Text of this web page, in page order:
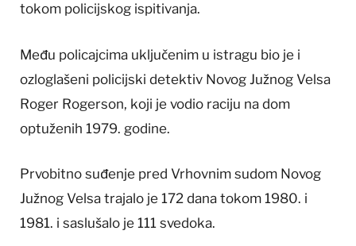
tokom policijskog ispitivanja.
Među policajcima uključenim u istragu bio je i
ozloglašeni policijski detektiv Novog Južnog Velsa
Roger Rogerson, koji je vodio raciju na dom
optuženih 1979. godine.
Prvobitno suđenje pred Vrhovnim sudom Novog
Južnog Velsa trajalo je 172 dana tokom 1980. i
1981. i saslušalo je 111 svedoka.